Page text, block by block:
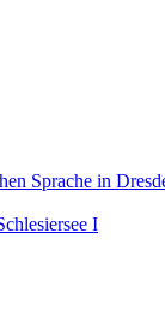
Sprache in
I